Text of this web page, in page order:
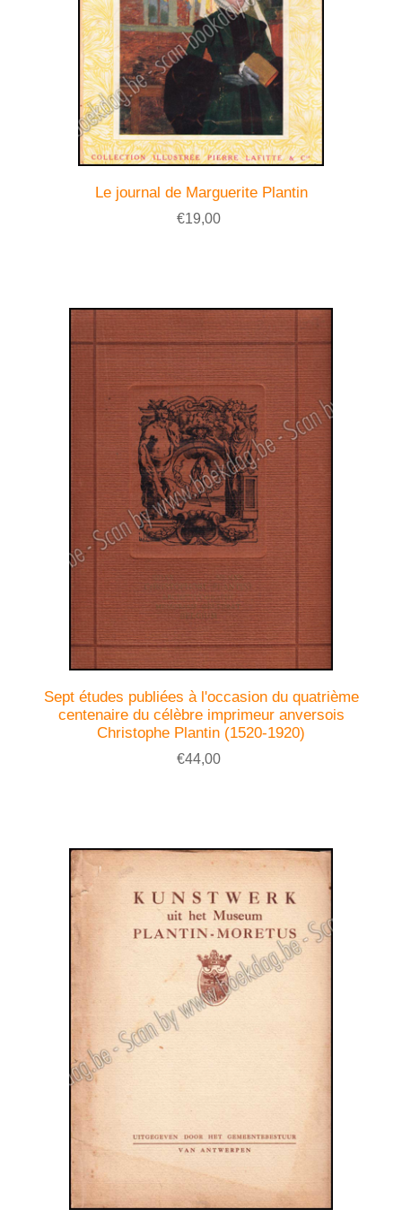
Le journal de Marguerite Plantin
€19,00
Sept études publiées à l'occasion du quatrième
centenaire du célèbre imprimeur anversois
Christophe Plantin (1520-1920)
€44,00